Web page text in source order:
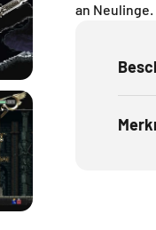
an Neulinge.